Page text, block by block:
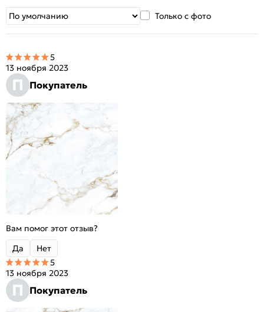
Только с фото
П Покупатель
13 ноября 2023
5
Вам помог этот отзыв?
Да
Нет
П Покупатель
13 ноября 2023
5